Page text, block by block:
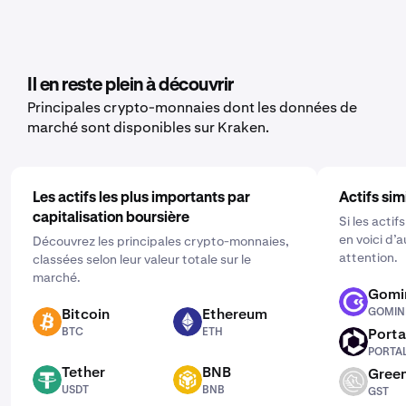
l’actif que vous aimeriez acheter. Puis entrez le montant
que vous souhaitez acheter et sélectionnez la fréquence
en cliquant sur "Ponctuel" et en choisissant un calendrier
qui vous convient : quotidien, hebdomadaire ou mensuel.
Il en reste plein à découvrir
Principales crypto-monnaies dont les données de
marché sont disponibles sur Kraken.
Les actifs les plus importants par
capitalisation boursière
Découvrez les principales crypto-monnaies,
classées selon leur valeur totale sur le
marché.
BTC Bitcoin
BTC
ETH Ethereum
ETH
USDT Tether
USDT
BNB BNB
BNB
Actifs
Si les
en voici
attention.
GOMINING
PORTAL
GST
GST